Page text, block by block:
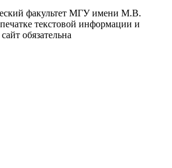
факультет МГУ имени М.В.
текстовой информации и
обязательна